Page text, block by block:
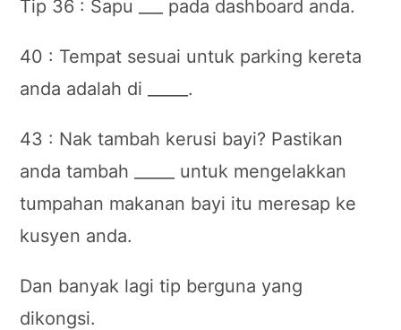
Tip 36 : Sapu ___ pada dashboard anda.
40 : Tempat sesuai untuk parking kereta
anda adalah di _____.
43 : Nak tambah kerusi bayi? Pastikan
anda tambah _____ untuk mengelakkan
tumpahan makanan bayi itu meresap ke
kusyen anda.
Dan banyak lagi tip berguna yang
dikongsi.